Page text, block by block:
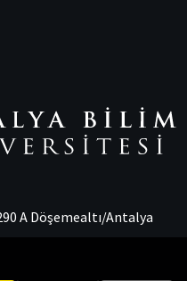
A Döşemealtı/Antalya